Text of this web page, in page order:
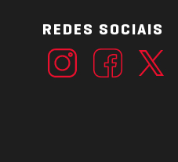
REDES SOCIAIS